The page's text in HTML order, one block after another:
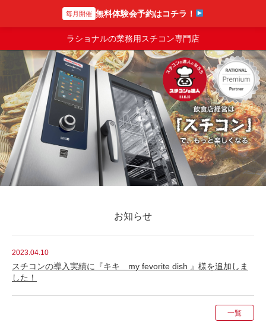
スチコンの達人
ラショナルの業務用スチコン専門店
お知らせ
2023.04.10
スチコンの導入実績に『キキ my fevorite dish 』様を追加しま
した！
一覧
毎月開催 無料体験会予約はコチラ！